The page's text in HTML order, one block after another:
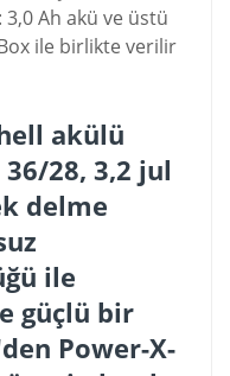
Ah akü ve üstü
ile birlikte verilir
akülü
36/28, 3,2 jul
delme
ile
güçlü bir
Power-X-